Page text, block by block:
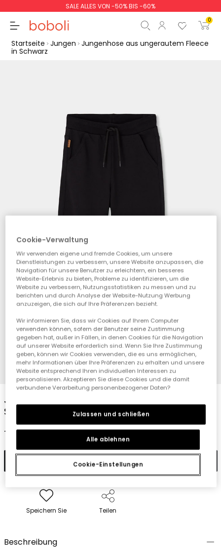
SALE ALLES VON -50% BIS -60%
0
Gesamtbetrag
weiter Start der Bestellung
Startseite Jungen Jungenhose aus ungerautem Fleece
in Schwarz
1 2 3 4
Jungenhose aus ungerautem Fleece in
Schwarz
19,95 €
In den Warenkorb
Speichern Sie Teilen
Beschreibung
Cookie-Verwaltung
Wir verwenden eigene und fremde Cookies, um unsere
Dienstleistungen zu verbessern, unsere Website anzupassen, die
Navigation für unsere Benutzer zu erleichtern, ein besseres
Website-Erlebnis zu bieten, Probleme zu identifizieren, um die
Website zu verbessern, Nutzungsstatistiken zu messen und zu
berichten und durch Analyse der Website-Nutzung Werbung
anzuzeigen, die sich auf Ihre Präferenzen bezieht.
Wir informieren Sie, dass wir Cookies auf Ihrem Computer
verwenden können, sofern der Benutzer seine Zustimmung
gegeben hat, außer in Fällen, in denen Cookies für die Navigation
auf unserer Website erforderlich sind. Wenn Sie Ihre Zustimmung
geben, können wir Cookies verwenden, die es uns ermöglichen,
mehr Informationen über Ihre Präferenzen zu erhalten und unsere
Website entsprechend Ihren individuellen Interessen zu
personalisieren. Akzeptieren Sie diese Cookies und die damit
verbundene Verarbeitung personenbezogener Daten?
Cookie-Einstellungen
Alle ablehnen
Zulassen und schließen